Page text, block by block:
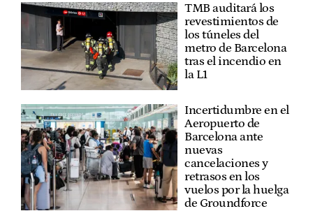
TMB auditará los
revestimientos de
los túneles del
metro de Barcelona
tras el incendio en
la L1
Incertidumbre en el
Aeropuerto de
Barcelona ante
nuevas
cancelaciones y
retrasos en los
vuelos por la huelga
de Groundforce